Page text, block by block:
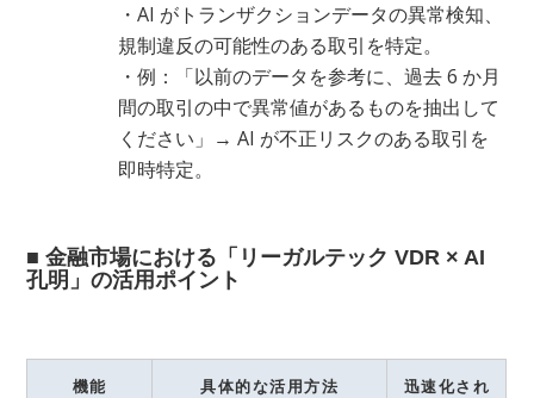
・AI がトランザクションデータの異常検知、
規制違反の可能性のある取引を特定。
・例：「以前のデータを参考に、過去 6 か月
間の取引の中で異常値があるものを抽出して
ください」→ AI が不正リスクのある取引を
即時特定。
■ 金融市場における「リーガルテック VDR × AI
孔明」の活用ポイント
機能 具体的な活用方法
迅速化され